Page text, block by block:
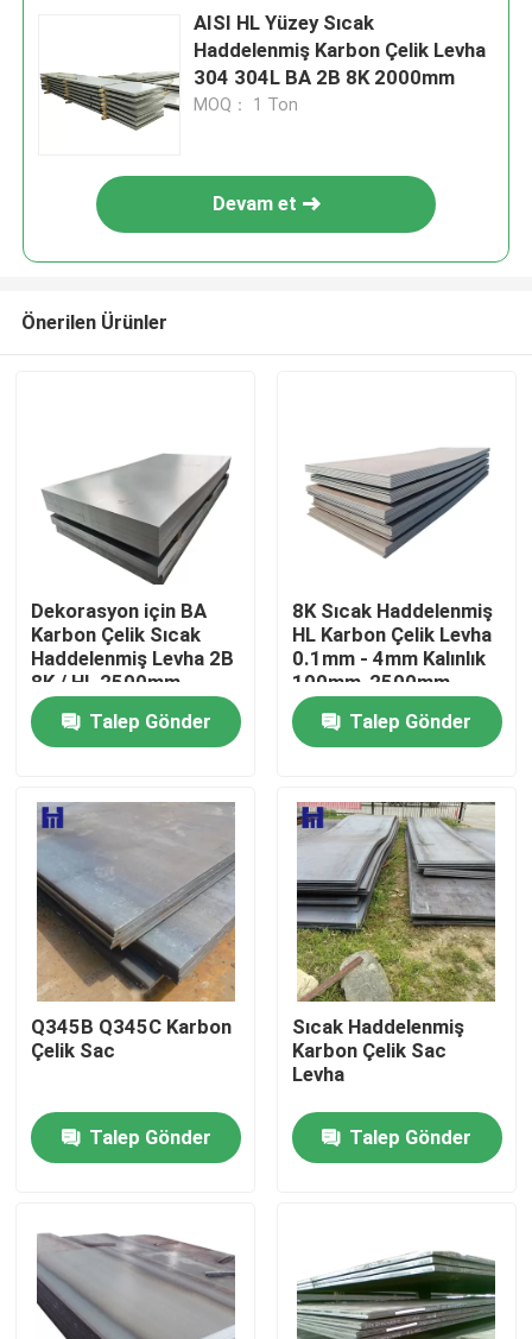
Ev
Ürün:% s
videolar
Hakkımızda
Fabrika turu
Kalite kontrol
Paslanmaz Çelik Rulo Şeridi
304 Paslanmaz Çelik Rulo
AISI HL Yüzey Sıcak
Haddelenmiş Karbon Çelik Levha
304 304L BA 2B 8K 2000mm
MOQ： 1 Ton
Devam et
Önerilen Ürünler
Dekorasyon için BA
Karbon Çelik Sıcak
Haddelenmiş Levha 2B
8K / HL 2500mm
Talep Gönder
8K Sıcak Haddelenmiş
HL Karbon Çelik Levha
0.1mm - 4mm Kalınlık
100mm-2500mm
Talep Gönder
Q345B Q345C Karbon
Çelik Sac
Talep Gönder
Sıcak Haddelenmiş
Karbon Çelik Sac
Levha
Talep Gönder